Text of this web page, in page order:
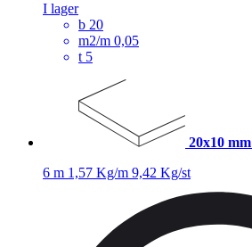
I lager
b 20
m2/m 0,05
t 5
20x10 mm
6 m 1,57 Kg/m 9,42 Kg/st